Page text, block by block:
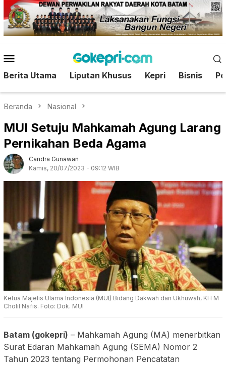
Loncat
ke
konten
Mobile
Berita Utama Liputan Khusus Kepri Bisnis
Beranda Nasional
MUI Setuju Mahkamah Agung Larang
Pernikahan Beda Agama
Candra Gunawan
Kamis, 20/07/2023 - 09:12 WIB
Ketua Majelis Ulama Indonesia (MUI) Bidang Dakwah dan Ukhuwah, KH M
Cholil Nafis. Foto: Dok. MUI
Batam (gokepri) – Mahkamah Agung (MA) menerbitkan
Surat Edaran Mahkamah Agung (SEMA) Nomor 2
Tahun 2023 tentang Permohonan Pencatatan